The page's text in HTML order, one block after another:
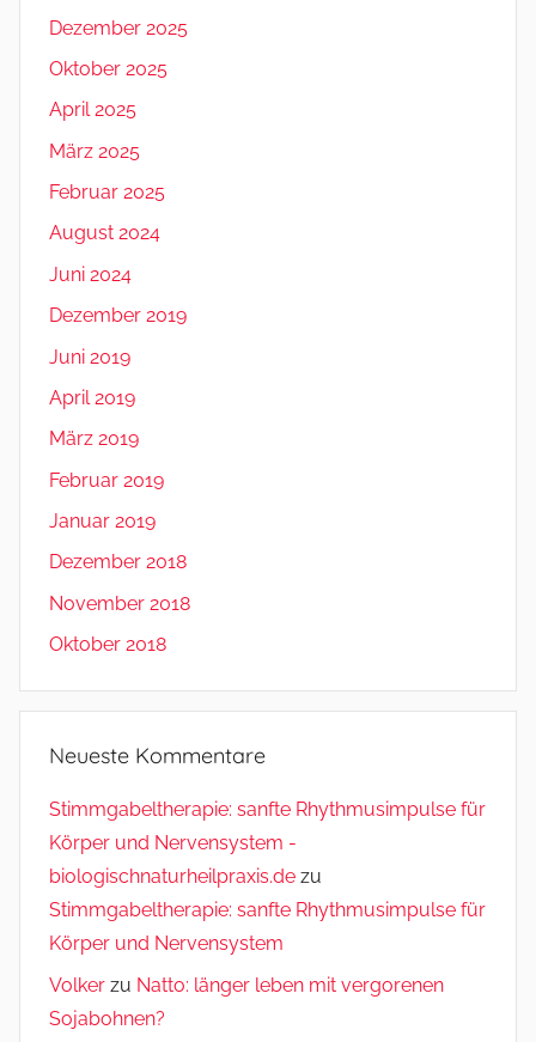
Dezember 2025
Oktober 2025
April 2025
März 2025
Februar 2025
August 2024
Juni 2024
Dezember 2019
Juni 2019
April 2019
März 2019
Februar 2019
Januar 2019
Dezember 2018
November 2018
Oktober 2018
Neueste Kommentare
Stimmgabeltherapie: sanfte Rhythmusimpulse für
Körper und Nervensystem -
biologischnaturheilpraxis.de zu
Stimmgabeltherapie: sanfte Rhythmusimpulse für
Körper und Nervensystem
Volker zu Natto: länger leben mit vergorenen
Sojabohnen?